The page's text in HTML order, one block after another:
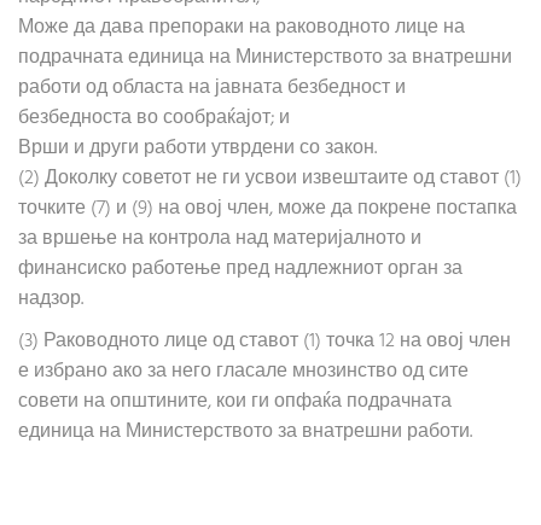
Може да дава препораки на раководното лице на
подрачната единица на Министерството за внатрешни
работи од областа на јавната безбедност и
безбедноста во сообраќајот; и
Врши и други работи утврдени со закон.
(2) Доколку советот не ги усвои извештаите од ставот (1)
точките (7) и (9) на овој член, може да покрене постапка
за вршење на контрола над материјалното и
финансиско работење пред надлежниот орган за
надзор.
(3) Раководното лице од ставот (1) точка 12 на овој член
е избрано ако за него гласале мнозинство од сите
совети на општините, кои ги опфаќа подрачната
единица на Министерството за внатрешни работи.